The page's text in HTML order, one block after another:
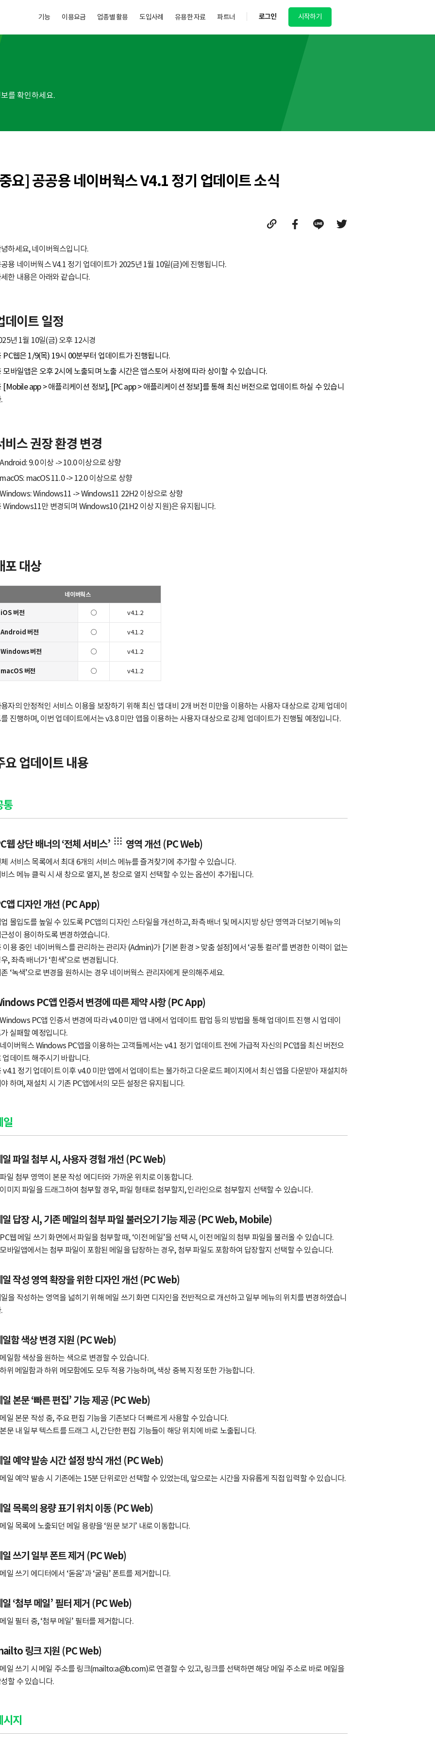
기능 이용요금 업종별 활용 도입사례 유용한 자료 파트너 로그인 시작하기
를 확인하세요.
요] 공공용 네이버웍스 V4.1 정기 업데이트 소식
하세요, 네이버웍스입니다.
용 네이버웍스 V4.1 정기 업데이트가 2025년 1월 10일(금)에 진행됩니다.
한 내용은 아래와 같습니다.
데이트 일정
년 1월 10일(금) 오후 12시경
웹은 1/9(목) 19시 00분부터 업데이트가 진행됩니다.
바일앱은 오후 2시에 노출되며 노출 시간은 앱스토어 사정에 따라 상이할 수 있습니다.
app > 애플리케이션 정보], [PC app > 애플리케이션 정보]를 통해 최신 버전으로 업데이트 하실 수 있습니
비스 권장 환경 변경
9.0 이상 -> 10.0 이상으로 상향
macOS 11.0 -> 12.0 이상으로 상향
Windows11 -> Windows11 22H2 이상으로 상향
만 변경되며 Windows10 (21H2 이상 지원)은 유지됩니다.
포 대상
네이버웍스
iOS 버전 ○ v4.1.2
Android 버전 ○ v4.1.2
Windows 버전 ○ v4.1.2
macOS 버전 ○ v4.1.2
자의 안정적인 서비스 이용을 보장하기 위해 최신 앱 대비 2개 버전 미만을 이용하는 사용자 대상으로 강제 업데이
진행하며, 이번 업데이트에서는 v3.8 미만 앱을 이용하는 사용자 대상으로 강제 업데이트가 진행될 예정입니다.
요 업데이트 내용
통
웹 상단 배너의 ‘전체 서비스’ 영역 개선 (PC Web)
서비스 목록에서 최대 6개의 서비스 메뉴를 즐겨찾기에 추가할 수 있습니다.
스 메뉴 클릭 시 새 창으로 열지, 본 창으로 열지 선택할 수 있는 옵션이 추가됩니다.
앱 디자인 개선 (PC App)
몰입도를 높일 수 있도록 PC앱의 디자인 스타일을 개선하고, 좌측 배너 및 메시지방 상단 영역과 더보기 메뉴의
성이 용이하도록 변경하였습니다.
용 중인 네이버웍스를 관리하는 관리자 (Admin)가 [기본 환경 > 맞춤 설정]에서 ‘공통 컬러’를 변경한 이력이 없는
, 좌측 배너가 ‘흰색’으로 변경됩니다.
‘녹색’으로 변경을 원하시는 경우 네이버웍스 관리자에게 문의해주세요.
PC앱 인증서 변경에 따른 제약 사항 (PC App)
PC앱 인증서 변경에 따라 v4.0 미만 앱 내에서 업데이트 팝업 등의 방법을 통해 업데이트 진행 시 업데이
실패할 예정입니다.
이버웍스 Windows PC앱을 이용하는 고객들께서는 v4.1 정기 업데이트 전에 가급적 자신의 PC앱을 최신 버전으
업데이트 해주시기 바랍니다.
정기 업데이트 이후 v4.0 미만 앱에서 업데이트는 불가하고 다운로드 페이지에서 최신 앱을 다운받아 재설치하
하며, 재설치 시 기존 PC앱에서의 모든 설정은 유지됩니다.
일
일 파일 첨부 시, 사용자 경험 개선 (PC Web)
일 첨부 영역이 본문 작성 에디터와 가까운 위치로 이동합니다.
미지 파일을 드래그하여 첨부할 경우, 파일 형태로 첨부할지, 인라인으로 첨부할지 선택할 수 있습니다.
일 답장 시, 기존 메일의 첨부 파일 불러오기 기능 제공 (PC Web, Mobile)
웹 메일 쓰기 화면에서 파일을 첨부할 때, ‘이전 메일’을 선택 시, 이전 메일의 첨부 파일을 불러올 수 있습니다.
바일앱에서는 첨부 파일이 포함된 메일을 답장하는 경우, 첨부 파일도 포함하여 답장할지 선택할 수 있습니다.
일 작성 영역 확장을 위한 디자인 개선 (PC Web)
을 작성하는 영역을 넓히기 위해 메일 쓰기 화면 디자인을 전반적으로 개선하고 일부 메뉴의 위치를 변경하였습니
일함 색상 변경 지원 (PC Web)
일함 색상을 원하는 색으로 변경할 수 있습니다.
위 메일함과 하위 메모함에도 모두 적용 가능하며, 색상 중복 지정 또한 가능합니다.
일 본문 ‘빠른 편집’ 기능 제공 (PC Web)
일 본문 작성 중, 주요 편집 기능을 기존보다 더 빠르게 사용할 수 있습니다.
문 내 일부 텍스트를 드래그 시, 간단한 편집 기능들이 해당 위치에 바로 노출됩니다.
일 예약 발송 시간 설정 방식 개선 (PC Web)
일 예약 발송 시 기존에는 15분 단위로만 선택할 수 있었는데, 앞으로는 시간을 자유롭게 직접 입력할 수 있습니다.
일 목록의 용량 표기 위치 이동 (PC Web)
일 목록에 노출되던 메일 용량을 ‘원문 보기’ 내로 이동합니다.
일 쓰기 일부 폰트 제거 (PC Web)
일 쓰기 에디터에서 ‘돋움’과 ‘굴림’ 폰트를 제거합니다.
일 ‘첨부 메일’ 필터 제거 (PC Web)
일 필터 중, ‘첨부 메일’ 필터를 제거합니다.
링크 지원 (PC Web)
일 쓰기 시 메일 주소를 링크(mailto:a@b.com)로 연결할 수 있고, 링크를 선택하면 해당 메일 주소로 바로 메일을
할 수 있습니다.
시지